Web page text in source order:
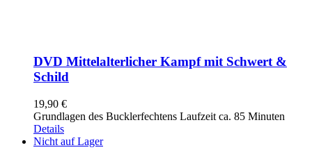
DVD Mittelalterlicher Kampf mit Schwert &
Schild
19,90 €
Grundlagen des Bucklerfechtens Laufzeit ca. 85 Minuten
Details
Nicht auf Lager